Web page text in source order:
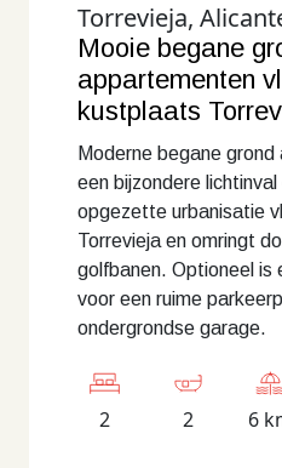
Torrevieja,
Mooie begane
appartementen
kustplaats
Moderne begane
een bijzondere
opgezette urbanisatie
Torrevieja en omringt
golfbanen. Optioneel is
voor een ruime
ondergrondse garage.
2 2 6